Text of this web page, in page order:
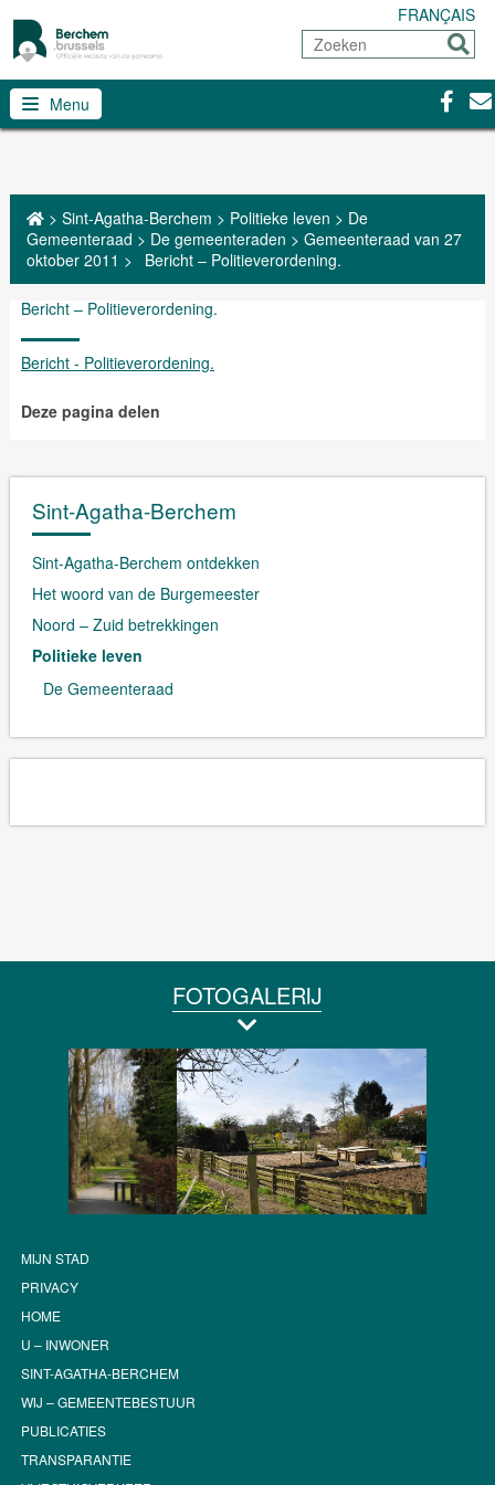
FRANÇAIS
Zoeken
Sturen
Menu
> Sint-Agatha-Berchem > Politieke leven > De
Gemeenteraad > De gemeenteraden > Gemeenteraad van 27
oktober 2011 > Bericht – Politieverordening.
Bericht – Politieverordening.
Bericht - Politieverordening.
Deze pagina delen
Sint-Agatha-Berchem
Sint-Agatha-Berchem ontdekken
Het woord van de Burgemeester
Noord – Zuid betrekkingen
Politieke leven
De Gemeenteraad
FOTOGALERIJ
MIJN STAD
PRIVACY
HOME
U – INWONER
SINT-AGATHA-BERCHEM
WIJ – GEMEENTEBESTUUR
PUBLICATIES
TRANSPARANTIE